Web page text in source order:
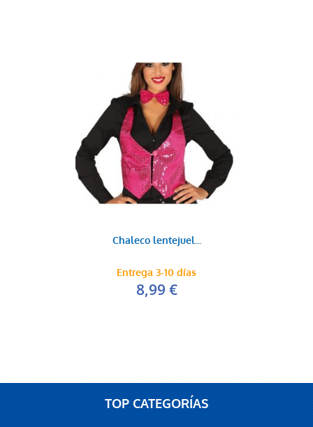
Chaleco lentejuel...
Entrega 3-10 días
8,99 €
TOP CATEGORÍAS